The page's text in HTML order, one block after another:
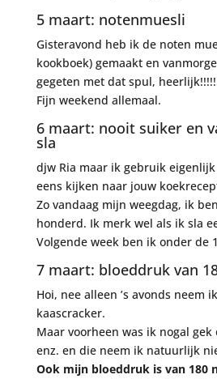
5 maart: notenmuesli
Gisteravond heb ik de noten
kookboek) gemaakt en
gegeten met dat spul,
Fijn weekend allemaal.
6 maart: nooit suiker en
sla
djw Ria maar ik gebruik
eens kijken naar jouw
Zo vandaag mijn weegdag, ik
honderd. Ik merk wel als ik sla
Volgende week ben ik onder de
7 maart: bloeddruk van
Hoi, nee alleen ’s avonds neem
kaascracker.
Maar voorheen was ik nogal
enz. en die neem ik natuurlijk
Ook mijn bloeddruk is van 180